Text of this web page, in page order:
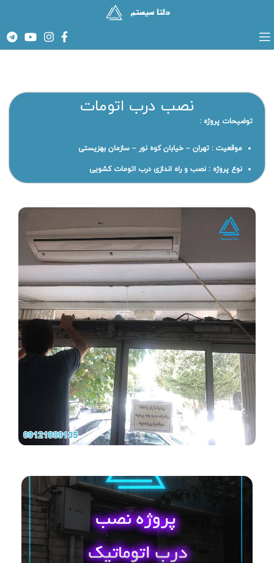
نصب درب اتومات
توضیحات پروژه :
موقعیت : تهران – خیابان کوه نور – سازمان بهزیستی
نوع پروژه : نصب و راه اندازی درب اتومات کشویی